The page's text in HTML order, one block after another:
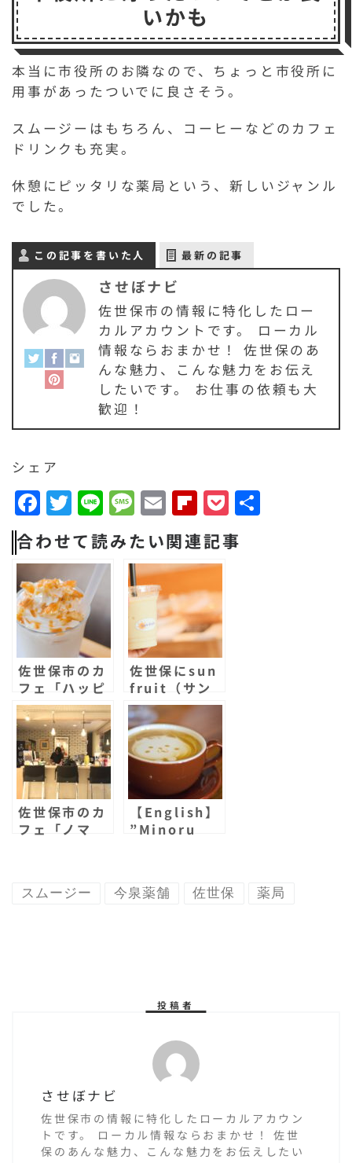
いかも
本当に市役所のお隣なので、ちょっと市役所に
用事があったついでに良さそう。
スムージーはもちろん、コーヒーなどのカフェ
ドリンクも充実。
休憩にピッタリな薬局という、新しいジャンル
でした。
この記事を書いた人 最新の記事
させぼナビ
佐世保市の情報に特化したロー
カルアカウントです。 ローカル
情報ならおまかせ！ 佐世保のあ
んな魅力、こんな魅力をお伝え
したいです。 お仕事の依頼も大
歓迎！
シェア
F
a
c
e
b
o
o
k
T
w
it
t
e
r
Li
n
e
M
e
s
s
a
g
e
E
m
a
il
F
li
p
b
o
a
r
d
P
o
c
合わせて読みたい関連記事
佐世保市のカ
フェ「ハッピ
ートレイルズ
コーヒー」で
スムージーが
再販決定！で
2年ぶりの復
活！
佐世保にsun
fruit（サン
フルーツ）が
オープン！ス
ムージーとコ
ッペサンドの
店！
佐世保市のカ
フェ「ノマ
術センターの
【English】
”Minoru
スムージー 今泉薬舗 佐世保 薬局
投稿者
させぼナビ
佐世保市の情報に特化したローカルアカウン
トです。 ローカル情報ならおまかせ！ 佐世
保のあんな魅力、こんな魅力をお伝えしたい